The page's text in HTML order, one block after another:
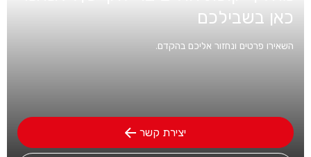
כאן בשבילכם
השאירו פרטים ונחזור אליכם בהקדם.
יצירת קשר